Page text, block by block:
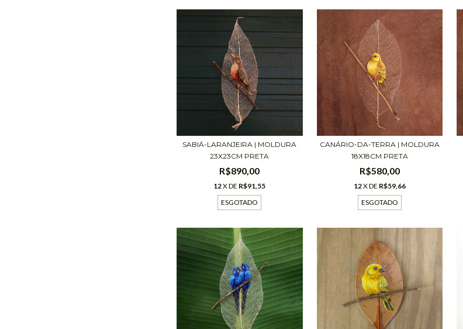
SABIÁ-LARANJEIRA | MOLDURA
23X23CM PRETA
R$890,00
12X DE R$91,55
ESGOTADO
CANÁRIO-DA-TERRA | MOLDURA
18X18CM PRETA
R$580,00
12X DE R$59,66
ESGOTADO